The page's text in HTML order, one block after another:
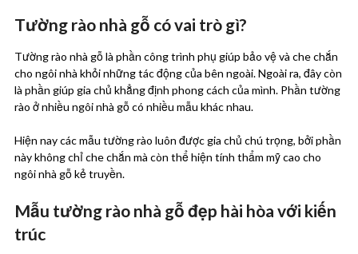
Tường rào nhà gỗ có vai trò gì?
Tường rào nhà gỗ là phần công trình phụ giúp bảo vệ và che chắn
cho ngôi nhà khỏi những tác động của bên ngoài. Ngoài ra, đây còn
là phần giúp gia chủ khẳng định phong cách của mình. Phần tường
rào ở nhiều ngôi nhà gỗ có nhiều mẫu khác nhau.
Hiện nay các mẫu tường rào luôn được gia chủ chú trọng, bởi phần
này không chỉ che chắn mà còn thể hiện tính thẩm mỹ cao cho
ngôi nhà gỗ kẻ truyền.
Mẫu tường rào nhà gỗ đẹp hài hòa với kiến
trúc